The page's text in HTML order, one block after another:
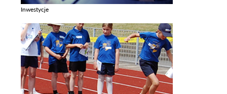
Inwestycje